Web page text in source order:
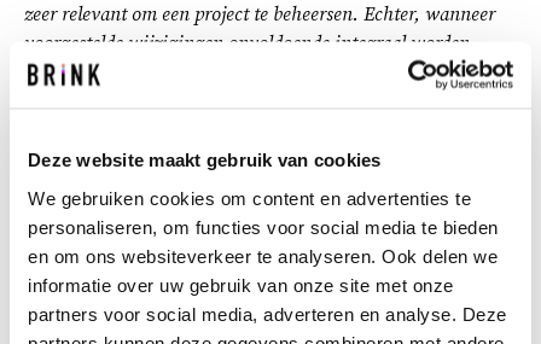
Deze website maakt gebruik van cookies
We gebruiken cookies om content en advertenties te
personaliseren, om functies voor social media te bieden
en om ons websiteverkeer te analyseren. Ook delen we
informatie over uw gebruik van onze site met onze
partners voor social media, adverteren en analyse. Deze
zeer relevant om een project te beheersen. Echter, wanneer
voorgestelde wijzigingen onvoldoende integraal worden
afgewogen tegen de initiële scope van het werk, die is
pas in de uitvoering naar voren komen. En de doorvertaling
van de contractwijziging in het werk? Die nemen we
natuurlijk op als nieuwe, vervallen of gewijzigde eisen in het
verificatie & validatieproces. Hierdoor leveren we bovendien
vroegtijdig al de juiste informatie voor het opleverdossier,
wat middels het opleverproces tot stand komt, waardoor we
een hoop gedoe aan de achterkant voorkomen.